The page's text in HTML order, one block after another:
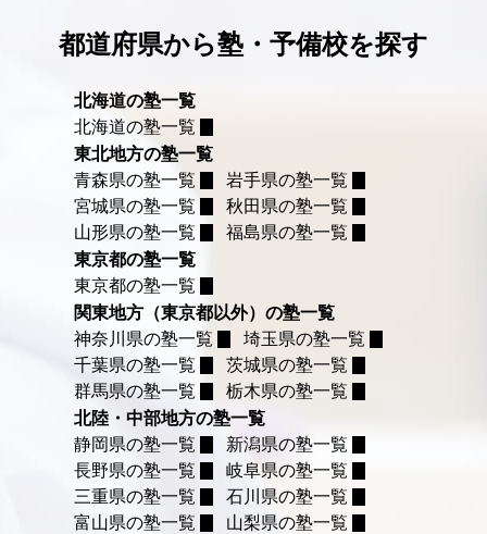
都道府県から塾・予備校を探す
北海道の塾一覧
北海道の塾一覧
東北地方の塾一覧
青森県の塾一覧
岩手県の塾一覧
宮城県の塾一覧
秋田県の塾一覧
山形県の塾一覧
福島県の塾一覧
東京都の塾一覧
東京都の塾一覧
関東地方（東京都以外）の塾一覧
神奈川県の塾一覧
埼玉県の塾一覧
千葉県の塾一覧
茨城県の塾一覧
群馬県の塾一覧
栃木県の塾一覧
北陸・中部地方の塾一覧
静岡県の塾一覧
新潟県の塾一覧
長野県の塾一覧
岐阜県の塾一覧
三重県の塾一覧
石川県の塾一覧
富山県の塾一覧
山梨県の塾一覧